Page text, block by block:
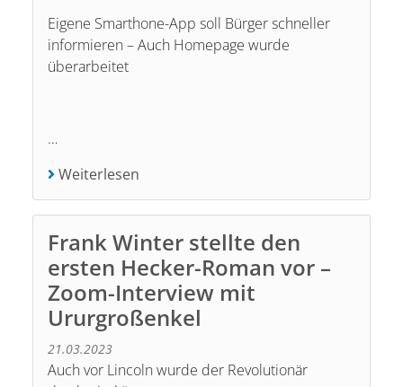
Eigene Smarthone-App soll Bürger schneller
informieren – Auch Homepage wurde
überarbeitet
…
Weiterlesen
Frank Winter stellte den
ersten Hecker-Roman vor –
Zoom-Interview mit
Ururgroßenkel
21.03.2023
Auch vor Lincoln wurde der Revolutionär